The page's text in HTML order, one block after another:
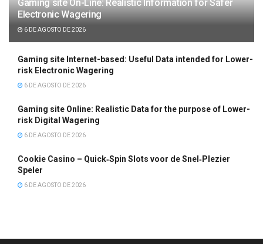
Gaming site On-Line: Realistic Information for Safer
Electronic Wagering
6 DE AGOSTO DE 2026
Gaming site Internet-based: Useful Data intended for Lower-
risk Electronic Wagering
6 DE AGOSTO DE 2026
Gaming site Online: Realistic Data for the purpose of Lower-
risk Digital Wagering
6 DE AGOSTO DE 2026
Cookie Casino – Quick‑Spin Slots voor de Snel‑Plezier
Speler
6 DE AGOSTO DE 2026